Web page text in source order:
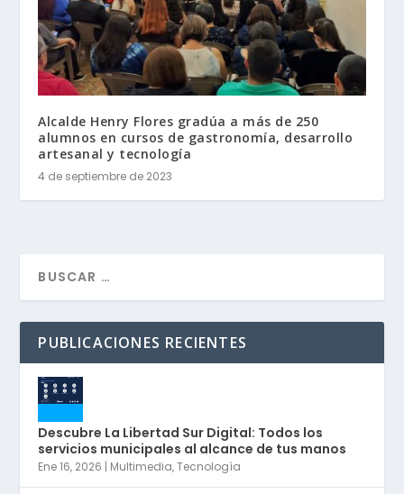
Alcalde Henry Flores gradúa a más de 250
alumnos en cursos de gastronomía, desarrollo
artesanal y tecnología
4 de septiembre de 2023
PUBLICACIONES RECIENTES
Descubre La Libertad Sur Digital: Todos los
servicios municipales al alcance de tus manos
Ene 16, 2026 | Multimedia,Tecnología